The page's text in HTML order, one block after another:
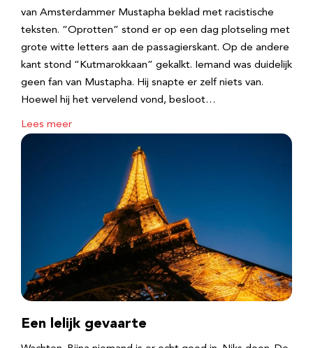
van Amsterdammer Mustapha beklad met racistische
teksten. “Oprotten” stond er op een dag plotseling met
grote witte letters aan de passagierskant. Op de andere
kant stond “Kutmarokkaan” gekalkt. Iemand was duidelijk
geen fan van Mustapha. Hij snapte er zelf niets van.
Hoewel hij het vervelend vond, besloot…
Lees meer
Een lelijk gevaarte